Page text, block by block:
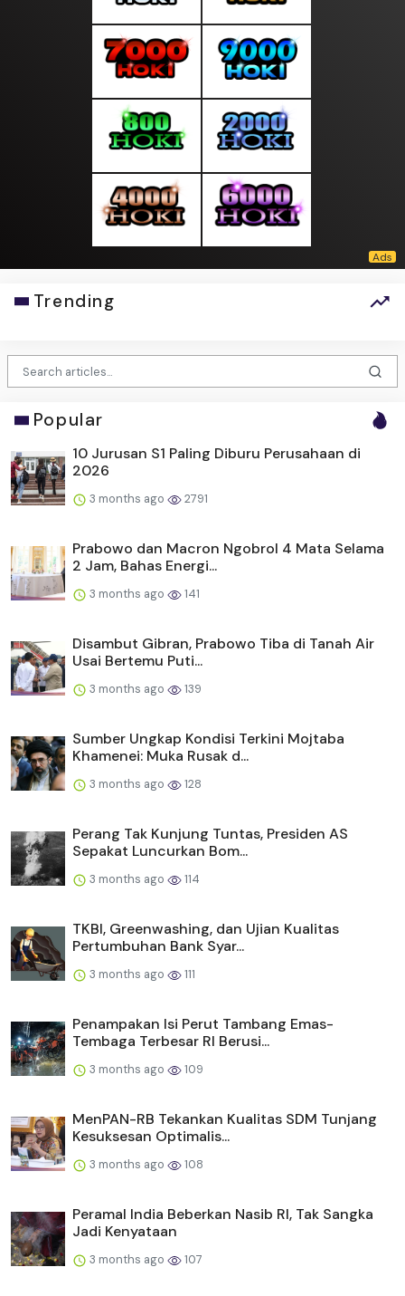
Trending
Popular
10 Jurusan S1 Paling Diburu Perusahaan di
2026
3 months ago 2791
Prabowo dan Macron Ngobrol 4 Mata Selama
2 Jam, Bahas Energi...
3 months ago 141
Disambut Gibran, Prabowo Tiba di Tanah Air
Usai Bertemu Puti...
3 months ago 139
Sumber Ungkap Kondisi Terkini Mojtaba
Khamenei: Muka Rusak d...
3 months ago 128
Perang Tak Kunjung Tuntas, Presiden AS
Sepakat Luncurkan Bom...
3 months ago 114
TKBI, Greenwashing, dan Ujian Kualitas
Pertumbuhan Bank Syar...
3 months ago 111
Penampakan Isi Perut Tambang Emas-
Tembaga Terbesar RI Berusi...
3 months ago 109
MenPAN-RB Tekankan Kualitas SDM Tunjang
Kesuksesan Optimalis...
3 months ago 108
Peramal India Beberkan Nasib RI, Tak Sangka
Jadi Kenyataan
3 months ago 107